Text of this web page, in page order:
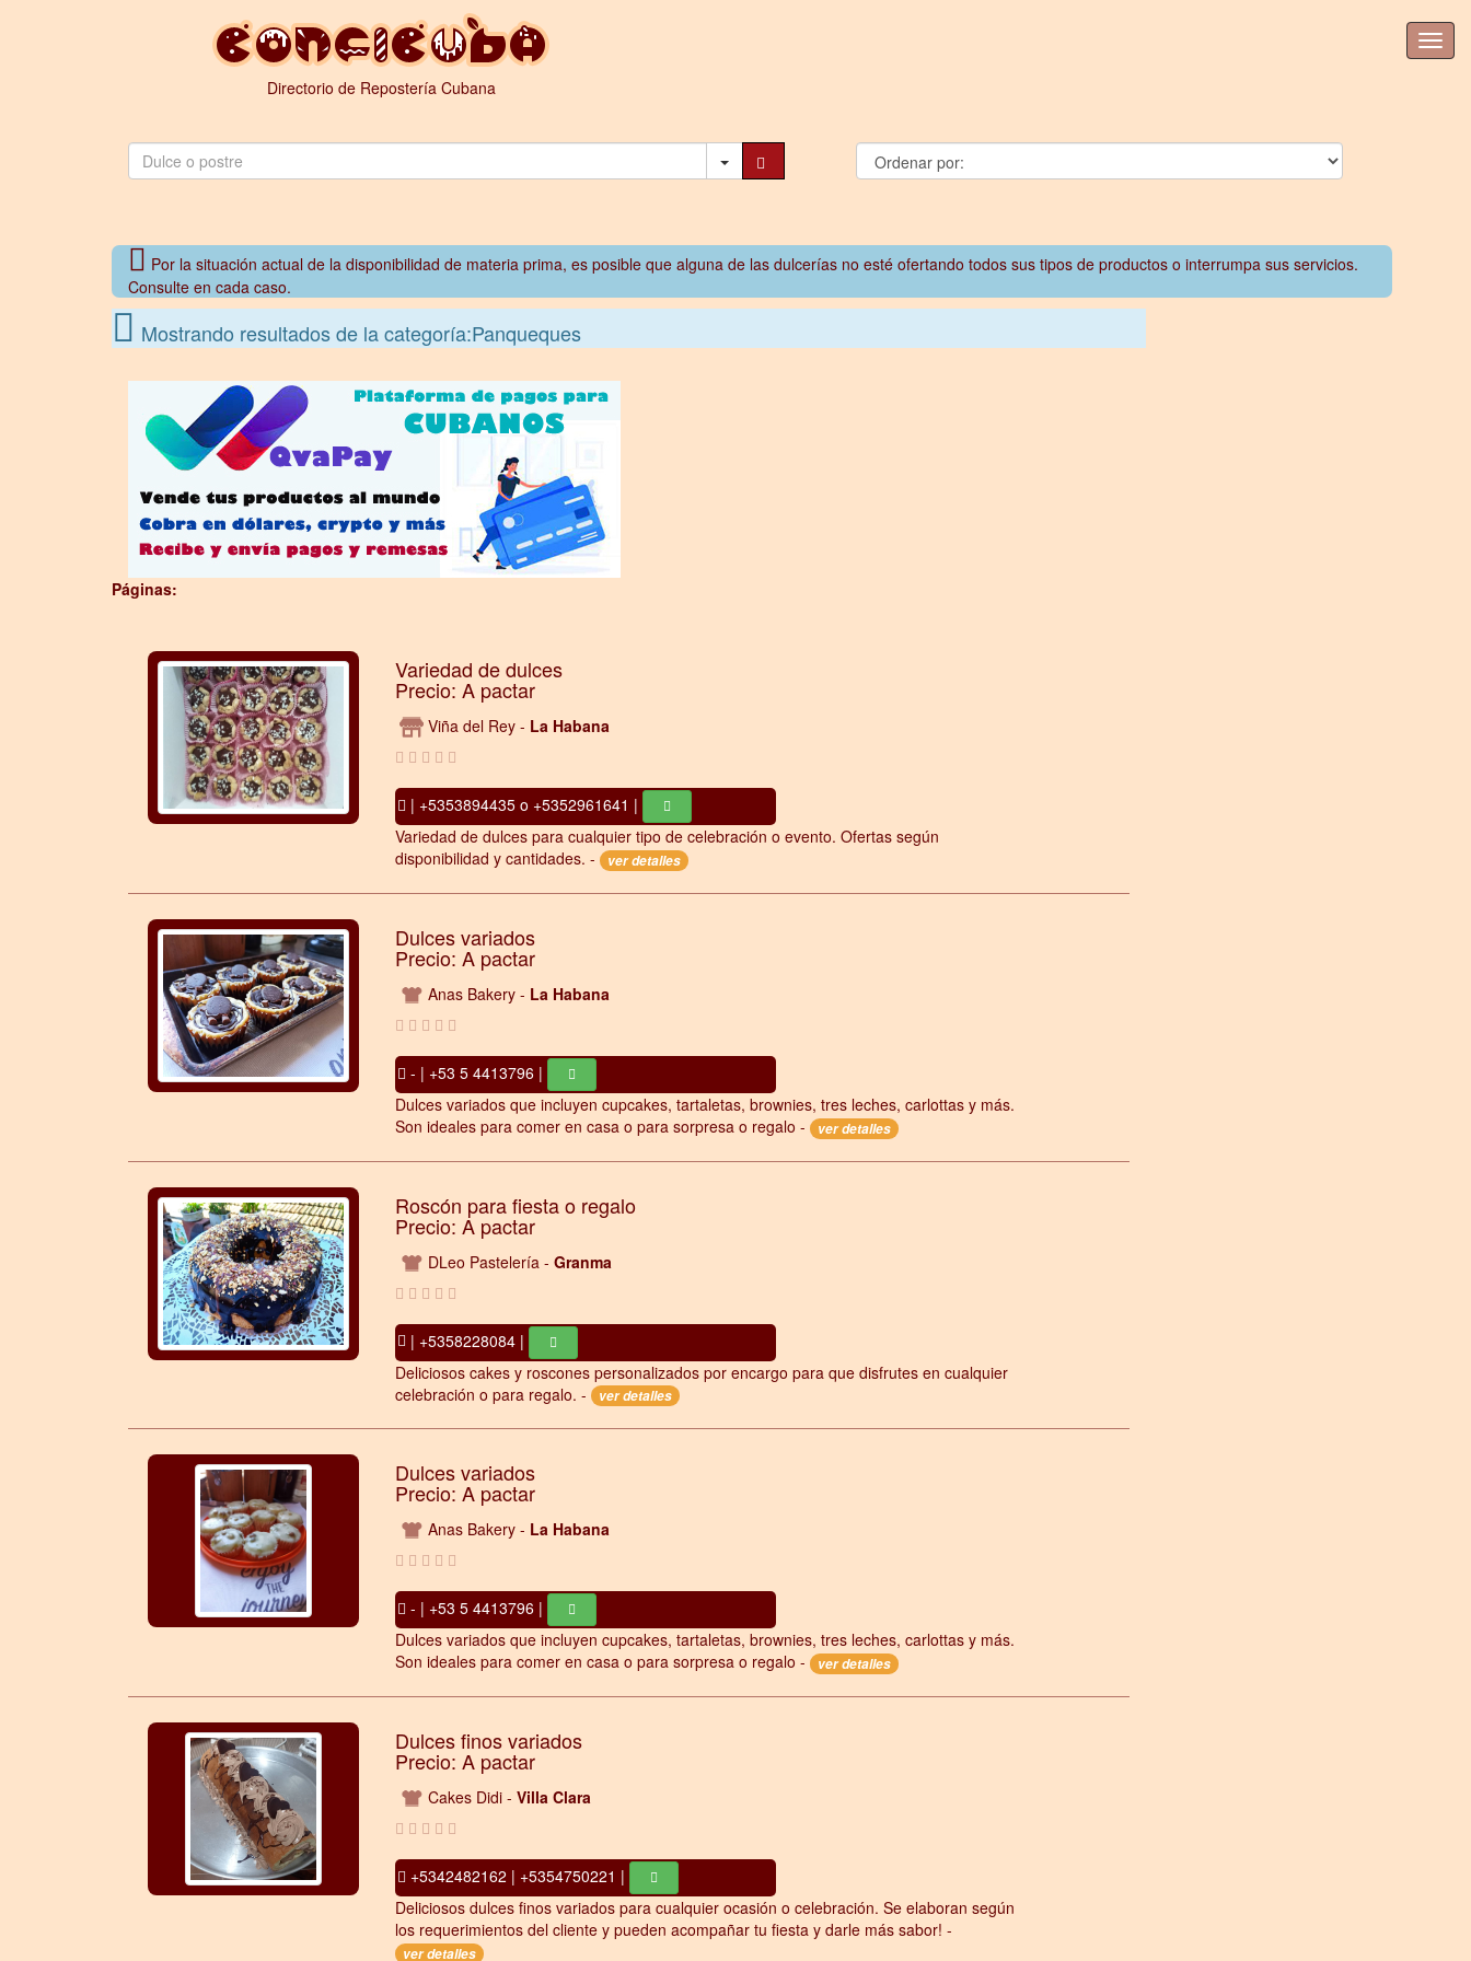
Directorio de Repostería Cubana
Por la situación actual de la disponibilidad de materia prima, es posible que alguna de las dulcerías no esté ofertando todos sus tipos de productos o interrumpa sus servicios.
Consulte en cada caso.
Mostrando resultados de la categoría:Panqueques
Páginas:
Variedad de dulces
Precio: A pactar
Viña del Rey - La Habana
| +5353894435 o +5352961641 |
Variedad de dulces para cualquier tipo de celebración o evento. Ofertas según
disponibilidad y cantidades. -
ver detalles
Dulces variados
Precio: A pactar
Anas Bakery - La Habana
- | +53 5 4413796 |
Dulces variados que incluyen cupcakes, tartaletas, brownies, tres leches, carlottas y más.
Son ideales para comer en casa o para sorpresa o regalo -
ver detalles
Roscón para fiesta o regalo
Precio: A pactar
DLeo Pastelería - Granma
| +5358228084 |
Deliciosos cakes y roscones personalizados por encargo para que disfrutes en cualquier
celebración o para regalo. -
ver detalles
Dulces variados
Precio: A pactar
Anas Bakery - La Habana
- | +53 5 4413796 |
Dulces variados que incluyen cupcakes, tartaletas, brownies, tres leches, carlottas y más.
Son ideales para comer en casa o para sorpresa o regalo -
ver detalles
Dulces finos variados
Precio: A pactar
Cakes Didi - Villa Clara
+5342482162 | +5354750221 |
Deliciosos dulces finos variados para cualquier ocasión o celebración. Se elaboran según
los requerimientos del cliente y pueden acompañar tu fiesta y darle más sabor! -
ver detalles